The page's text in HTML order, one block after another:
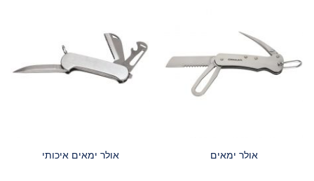
אולר ימאים אולר ימאים איכותי